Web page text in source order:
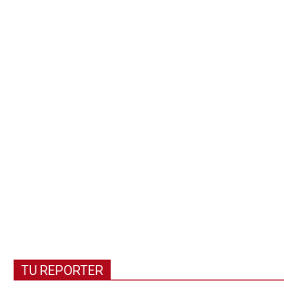
TU REPORTER